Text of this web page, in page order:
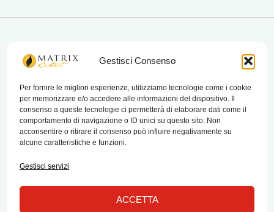
Gestisci Consenso
Per fornire le migliori esperienze, utilizziamo tecnologie come i cookie
per memorizzare e/o accedere alle informazioni del dispositivo. Il
consenso a queste tecnologie ci permetterà di elaborare dati come il
comportamento di navigazione o ID unici su questo sito. Non
acconsentire o ritirare il consenso può influire negativamente su
alcune caratteristiche e funzioni.
Gestisci servizi
ACCETTA
matrix bistrot
Chi Siamo
Contatti
Termini e condizioni di vendita e reso